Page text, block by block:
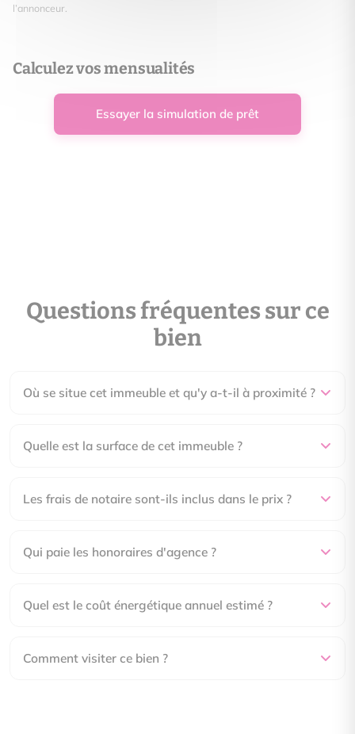
l’annonceur.
Calculez vos mensualités
Essayer la simulation de prêt
Questions fréquentes sur ce
bien
Où se situe cet immeuble et qu'y a-t-il à proximité ?
Quelle est la surface de cet immeuble ?
Les frais de notaire sont-ils inclus dans le prix ?
Qui paie les honoraires d'agence ?
Quel est le coût énergétique annuel estimé ?
Comment visiter ce bien ?